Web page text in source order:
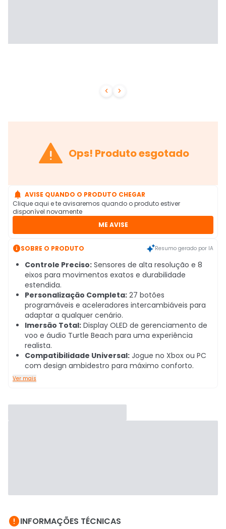
 
 Ops! Produto esgotado
 AVISE QUANDO O PRODUTO CHEGAR
Clique aqui e te avisaremos quando o produto estiver
disponível novamente
ME AVISE
SOBRE O PRODUTO Resumo gerado por IA
Controle Preciso: Sensores de alta resolução e 8
eixos para movimentos exatos e durabilidade
estendida.
Personalização Completa: 27 botões
programáveis e aceleradores intercambiáveis para
adaptar a qualquer cenário.
Imersão Total: Display OLED de gerenciamento de
voo e áudio Turtle Beach para uma experiência
realista.
Compatibilidade Universal: Jogue no Xbox ou PC
com design ambidestro para máximo conforto.
Ver mais
INFORMAÇÕES TÉCNICAS